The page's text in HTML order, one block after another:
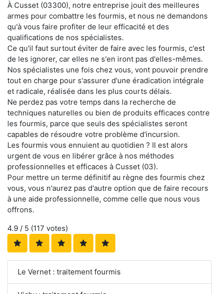
À Cusset (03300), notre entreprise jouit des meilleures
armes pour combattre les fourmis, et nous ne demandons
qu'à vous faire profiter de leur efficacité et des
qualifications de nos spécialistes.
Ce qu'il faut surtout éviter de faire avec les fourmis, c'est
de les ignorer, car elles ne s'en iront pas d'elles-mêmes.
Nos spécialistes une fois chez vous, vont pouvoir prendre
tout en charge pour s'assurer d'une éradication intégrale
et radicale, réalisée dans les plus courts délais.
Ne perdez pas votre temps dans la recherche de
techniques naturelles ou bien de produits efficaces contre
les fourmis, parce que seuls des spécialistes seront
capables de résoudre votre problème d'incursion.
Les fourmis vous ennuient au quotidien ? Il est alors
urgent de vous en libérer grâce à nos méthodes
professionnelles et efficaces à Cusset (03).
Pour mettre un terme définitif au règne des fourmis chez
vous, vous n'aurez pas d'autre option que de faire recours
à une aide professionnelle, comme celle que nous vous
offrons.
4.9 / 5 (117 votes)
Le Vernet : traitement fourmis